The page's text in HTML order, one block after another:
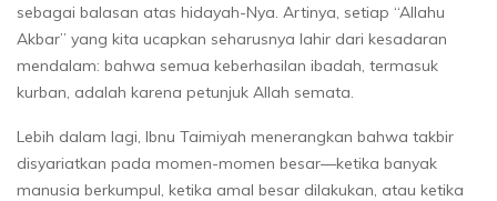
sebagai balasan atas hidayah-Nya. Artinya, setiap “Allahu
Akbar” yang kita ucapkan seharusnya lahir dari kesadaran
mendalam: bahwa semua keberhasilan ibadah, termasuk
kurban, adalah karena petunjuk Allah semata.
Lebih dalam lagi, Ibnu Taimiyah menerangkan bahwa takbir
disyariatkan pada momen-momen besar—ketika banyak
manusia berkumpul, ketika amal besar dilakukan, atau ketika